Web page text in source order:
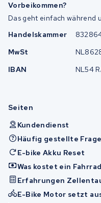
Vorbeikommen?
Das geht einfach während
Handelskammer
MwSt
IBAN
NL54
Seiten
Kundendienst
Häufig gestellte
E-bike Akku Reset
Was kostet ein
Erfahrungen
E-Bike Motor setzt